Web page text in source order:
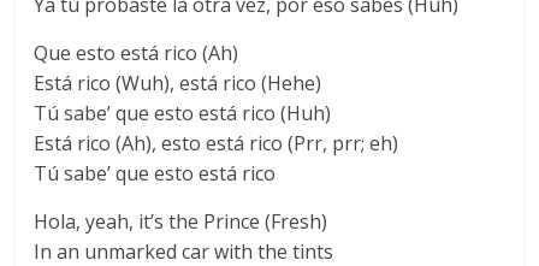
Que esto está rico (Ah)
Está rico (Wuh), está rico (Hehe)
Tú sabe’ que esto está rico (Huh)
Está rico (Ah), esto está rico (Prr, prr; eh)
Tú sabe’ que esto está rico
Hola, yeah, it’s the Prince (Fresh)
In an unmarked car with the tints